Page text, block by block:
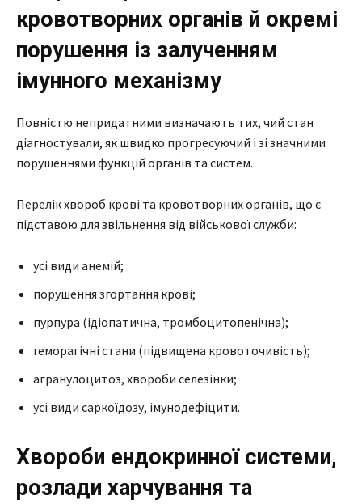
кровотворних органів й окремі
порушення із залученням
імунного механізму
Повністю непридатними визначають тих, чий стан
діагностували, як швидко прогресуючий і зі значними
порушеннями функцій органів та систем.
Перелік хвороб крові та кровотворних органів, що є
підставою для звільнення від військової служби:
усі види анемій;
порушення згортання крові;
пурпура (ідіопатична, тромбоцитопенічна);
геморагічні стани (підвищена кровоточивість);
агранулоцитоз, хвороби селезінки;
усі види саркоїдозу, імунодефіцити.
Хвороби ендокринної системи,
розлади харчування та